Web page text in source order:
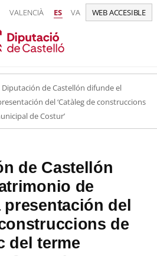
VALENCIÀ ES VA WEB ACCESIBLE
Diputación de Castellón difunde el
del ‘Catàleg de construccions
de Costur’
de Castellón
de
del
de
del terme